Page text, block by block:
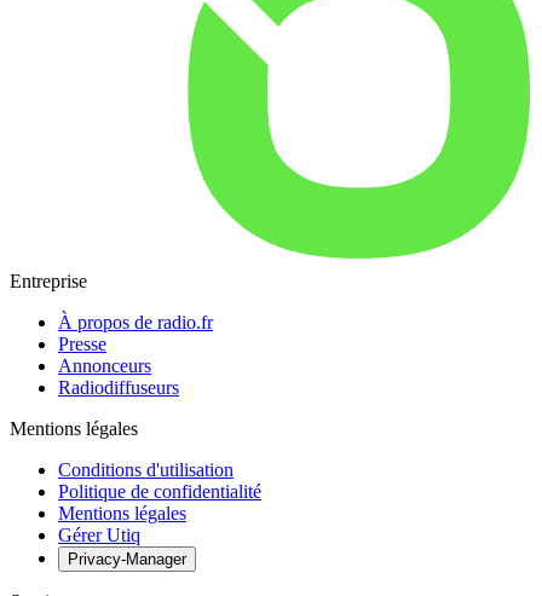
Entreprise
À propos de radio.fr
Presse
Annonceurs
Radiodiffuseurs
Mentions légales
Conditions d'utilisation
Politique de confidentialité
Mentions légales
Gérer Utiq
Privacy-Manager